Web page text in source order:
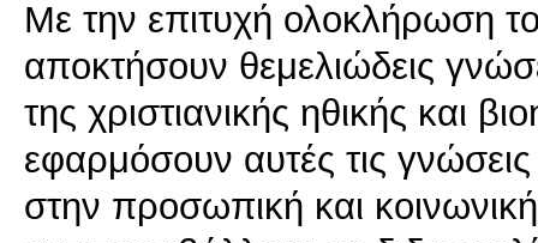
Με την επιτυχή ολοκλήρωση
αποκτήσουν θεμελιώδεις
της χριστιανικής ηθικής και
εφαρμόσουν αυτές τις
στην προσωπική και